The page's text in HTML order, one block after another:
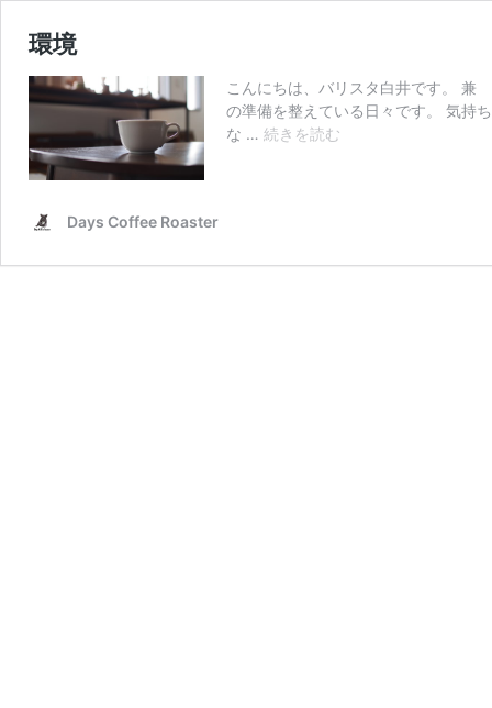
環境
こんにちは、バリスタ白井です。 兼
の準備を整えている日々です。 気持
な … 続きを読む
Days Coffee Roaster